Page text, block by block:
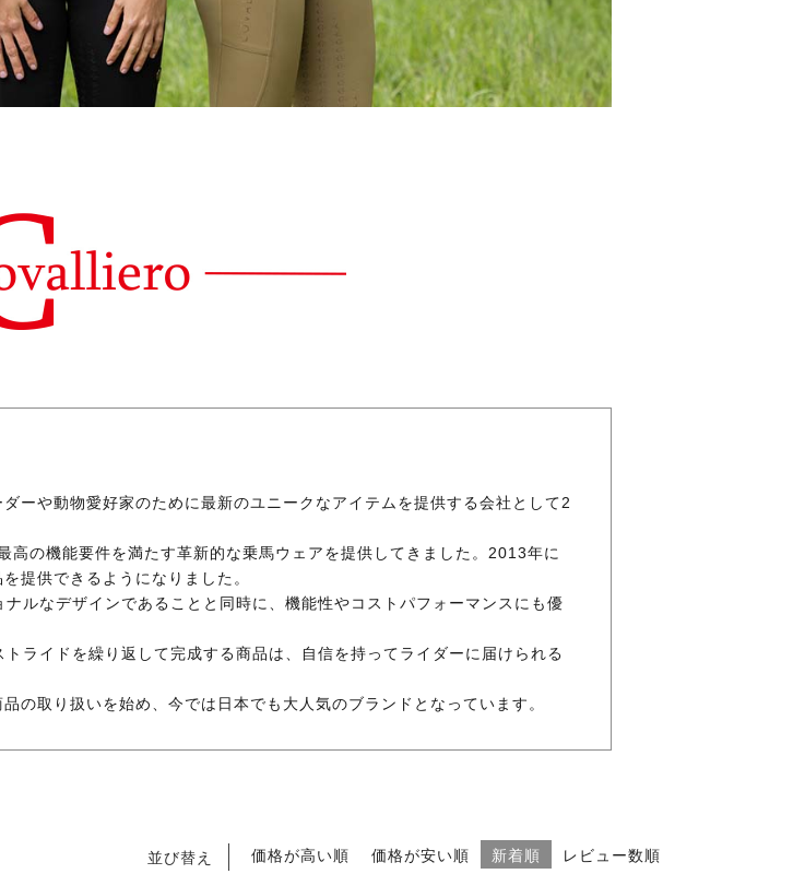
ーや動物愛好家のために最新のユニークなアイテムを提供する会社として2
の機能要件を満たす革新的な乗馬ウェアを提供してきました。2013年に
提供できるようになりました。
ルなデザインであることと同時に、機能性やコストパフォーマンスにも優
ライドを繰り返して完成する商品は、自信を持ってライダーに届けられる
取り扱いを始め、今では日本でも大人気のブランドとなっています。
並び替え 価格が高い順 価格が安い順 新着順 レビュー数順